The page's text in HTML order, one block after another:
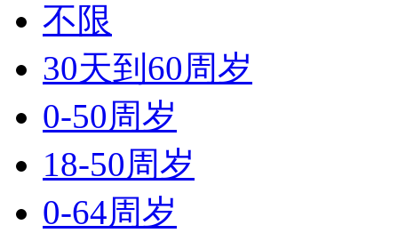
不限
30天到60周岁
0-50周岁
18-50周岁
0-64周岁